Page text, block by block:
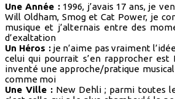
Une Année :1996, j’avais 17 ans, je
Will Oldham, Smog et Cat Power, je
musique et j’alternais entre des
d’exaltation
Un Héros :je n’aime pas vraiment
celui qui pourrait s’en rapprocher est
inventé une approche/pratique
comme moi
Une Ville : New Dehli ; parmi toutes